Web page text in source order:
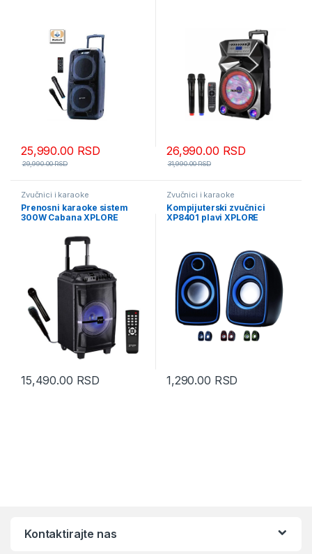
25,990.00 RSD
29,990.00RSD
26,990.00 RSD
31,990.00RSD
Zvučnici i karaoke
Prenosni karaoke sistem
300W Cabana XPLORE
15,490.00 RSD
Zvučnici i karaoke
Kompijuterski zvučnici
XP8401 plavi XPLORE
1,290.00 RSD
Kontaktirajte nas